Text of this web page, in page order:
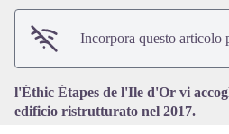
Incorpora questo articolo
l'Éthic Étapes de l'Ile d'Or vi
edificio ristrutturato nel 2017.